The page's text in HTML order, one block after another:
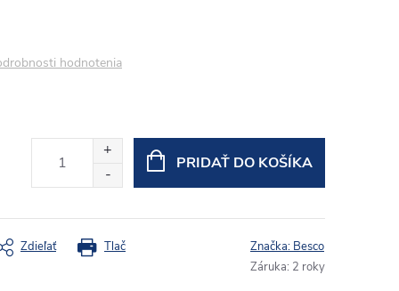
hodnotenia
PRIDAŤ DO KOŠÍKA
Tlač
Zdieľať Značka: Besco
Záruka: 2 roky